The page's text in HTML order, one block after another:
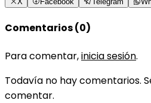
Comentarios (0)
Para comentar,inicia sesión.
Todavía no hay comentarios.
comentar.